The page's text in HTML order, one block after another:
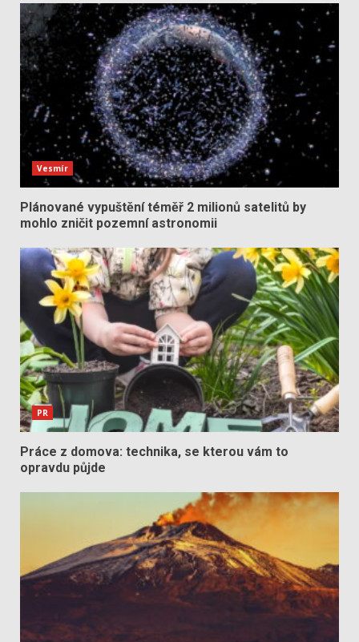
Vesmír
Plánované vypuštění téměř 2 milionů satelitů by
mohlo zničit pozemní astronomii
PR
Práce z domova: technika, se kterou vám to
opravdu půjde